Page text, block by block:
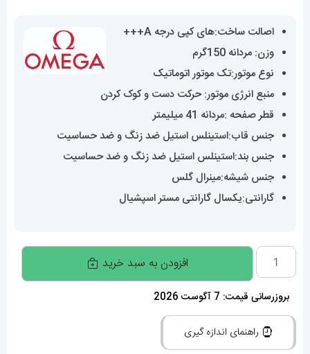
اصالت ساخت:های کپی درجه A+++
وزن: مردانه 150گرم
نوع موتور:تک موتور اتوماتیک
منبع انرژی موتور: حرکت دست و کوک کردن
قطر صفحه :مردانه 41 میلیمتر
جنس قاب:استینلس استیل ضد زنگ و ضد حساسیت
جنس بند:استینلس استیل ضد زنگ و ضد حساسیت
جنس شیشه:مینرال گلس
گارانتی:یکسال گارانتی مستر اسپشیال
ساعت
مردانه
امگا
کانسلیشن
اتوماتیک
افزودن به سبد خرید
بروزرسانی قیمت: 7 آگوست 2026
راهنمای اندازه گیری